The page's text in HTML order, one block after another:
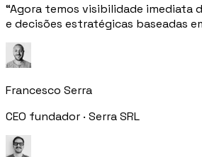
“Agora temos visibilidade imediata
e decisões estratégicas baseadas
Francesco Serra
CEO fundador · Serra SRL